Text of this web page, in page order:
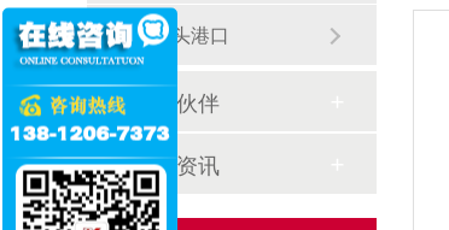
码头港口
合作伙伴
新闻资讯